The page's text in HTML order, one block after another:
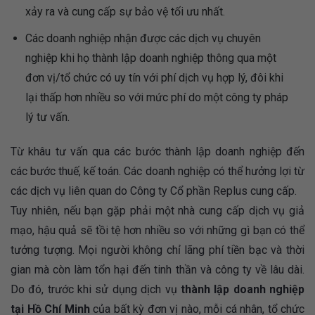
xảy ra và cung cấp sự bảo vệ tối ưu nhất.
Các doanh nghiệp nhận được các dịch vụ chuyên
nghiệp khi họ thành lập doanh nghiệp thông qua một
đơn vị/tổ chức có uy tín với phí dịch vụ hợp lý, đôi khi
lại thấp hơn nhiều so với mức phí do một công ty pháp
lý tư vấn.
Từ khâu tư vấn qua các bước thành lập doanh nghiệp đến
các bước thuế, kế toán. Các doanh nghiệp có thể hưởng lợi từ
các dịch vụ liên quan do Công ty Cổ phần Replus cung cấp.
Tuy nhiên, nếu bạn gặp phải một nhà cung cấp dịch vụ giả
mạo, hậu quả sẽ tồi tệ hơn nhiều so với những gì bạn có thể
tưởng tượng. Mọi người không chỉ lãng phí tiền bạc và thời
gian mà còn làm tổn hại đến tinh thần và công ty về lâu dài.
Do đó, trước khi sử dụng dịch vụ thành lập doanh nghiệp
tại Hồ Chí Minh của bất kỳ đơn vị nào, mỗi cá nhân, tổ chức